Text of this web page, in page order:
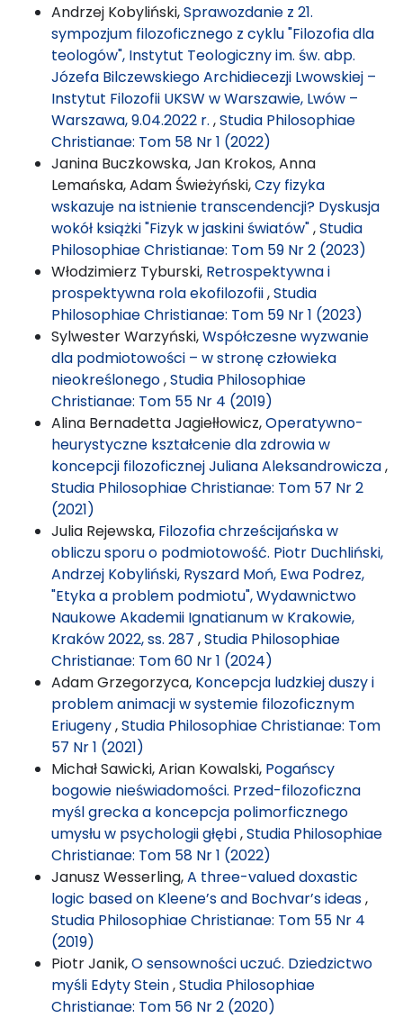
Andrzej Kobyliński,Sprawozdanie z 21.
sympozjum filozoficznego z cyklu "Filozofia dla
teologów", Instytut Teologiczny im. św. abp.
Józefa Bilczewskiego Archidiecezji Lwowskiej –
Instytut Filozofii UKSW w Warszawie, Lwów –
Warszawa, 9.04.2022 r. ,Studia Philosophiae
Christianae: Tom 58 Nr 1 (2022)
Janina Buczkowska, Jan Krokos, Anna
Lemańska, Adam Świeżyński,Czy fizyka
wskazuje na istnienie transcendencji? Dyskusja
wokół książki "Fizyk w jaskini światów",Studia
Philosophiae Christianae: Tom 59 Nr 2 (2023)
Włodzimierz Tyburski, Retrospektywna i
prospektywna rola ekofilozofii,Studia
Philosophiae Christianae: Tom 59 Nr 1 (2023)
Sylwester Warzyński,Współczesne wyzwanie
dla podmiotowości – w stronę człowieka
nieokreślonego,Studia Philosophiae
Christianae: Tom 55 Nr 4 (2019)
Alina Bernadetta Jagiełłowicz,Operatywno-
heurystyczne kształcenie dla zdrowia w
koncepcji filozoficznej Juliana Aleksandrowicza,
Studia Philosophiae Christianae: Tom 57 Nr 2
(2021)
Julia Rejewska, Filozofia chrześcijańska w
obliczu sporu o podmiotowość. Piotr Duchliński,
Andrzej Kobyliński, Ryszard Moń, Ewa Podrez,
"Etyka a problem podmiotu", Wydawnictwo
Naukowe Akademii Ignatianum w Krakowie,
Kraków 2022, ss. 287 ,Studia Philosophiae
Christianae: Tom 60 Nr 1 (2024)
Adam Grzegorzyca, Koncepcja ludzkiej duszy i
problem animacji w systemie filozoficznym
Eriugeny,Studia Philosophiae Christianae: Tom
57 Nr 1 (2021)
Michał Sawicki, Arian Kowalski, Pogańscy
bogowie nieświadomości. Przed-filozoficzna
myśl grecka a koncepcja polimorficznego
umysłu w psychologii głębi,Studia Philosophiae
Christianae: Tom 58 Nr 1 (2022)
Janusz Wesserling,A three-valued doxastic
logic based on Kleene’s and Bochvar’s ideas,
Studia Philosophiae Christianae: Tom 55 Nr 4
(2019)
Piotr Janik,O sensowności uczuć. Dziedzictwo
myśli Edyty Stein,Studia Philosophiae
Christianae: Tom 56 Nr 2 (2020)